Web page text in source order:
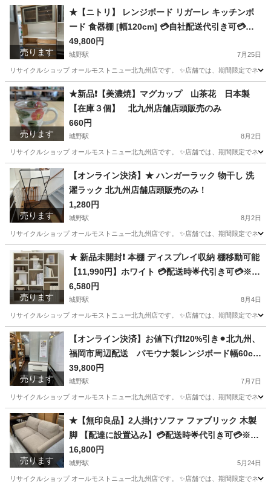
福岡 北九州市 城野駅 オーディオ 商品
売ります
★【ニトリ】 レンジボード リガーレ キッチンボ
ード 食器棚 [幅120cm] 💳自社配送代引き可💳※
現金、クレジット、スマホ決済対応※
49,800円
城野駅 7月25日
リサイクルショップ オールモストニュー北九州店です。 ✨️店舗では、期間限定でネ
福岡 北九州市 城野駅 収納家具 商品
売ります
★新品❗️【美濃焼】マグカップ 山茶花 日本製
【在庫３個】 北九州店舗店頭販売のみ
660円
城野駅 8月2日
リサイクルショップ オールモストニュー北九州店です。 ✨️店舗では、期間限定でネ
福岡 北九州市 城野駅 食器 商品
売ります
【オンライン決済】★ ハンガーラック 物干し 洗
濯ラック 北九州店舗店頭販売のみ！
1,280円
城野駅 8月2日
リサイクルショップ オールモストニュー北九州店です。 ✨️店舗では、期間限定でネ
福岡 北九州市 城野駅 洗濯用品
売ります
★ 新品未開封❗️ 本棚 ディスプレイ収納 棚移動可能
【11,990円】ホワイト 💳配送時🌟代引き可💳※現
金、クレジット、スマホ決済対応※
6,580円
城野駅 8月4日
リサイクルショップ オールモストニュー北九州店です。 ✨️店舗では、期間限定でネ
福岡 北九州市 城野駅 収納家具 商品
売ります
【オンライン決済】お値下げ❗️❗️20%引き⚫︎北九州、
福岡市周辺配送 パモウナ製レンジボード幅60cm
💳自社配送時🌟代引き可💳※現金、クレジット、
スマホ決済対応※ 【配達は要決済前問い合わせ】
39,800円
城野駅 7月7日
リサイクルショップ オールモストニュー北九州店です。 ✨️店舗では、期間限定でネ
福岡 北九州市 城野駅 収納家具
売ります
★【無印良品】2人掛けソファ ファブリック 木製
脚 【配達に設置込み】💳配送時🌟代引き可💳※現
金、クレジット、スマホ決済対応※
16,800円
城野駅 5月24日
リサイクルショップ オールモストニュー北九州店です。 ✨️店舗では、期間限定でネ